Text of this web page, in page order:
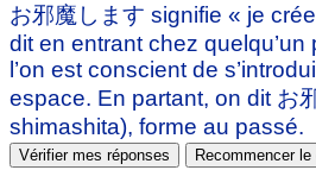
お邪魔します signifie « je
dit en entrant chez quelqu’un
l’on est conscient de
espace. En partant, on dit お
shimashita), forme au passé.
Vérifier mes réponses Recommencer le